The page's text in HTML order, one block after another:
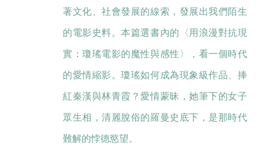
著文化、社會發展的線索，發展出我們陌生
的電影史料。本篇選書內的〈用浪漫對抗現
實：瓊瑤電影的魔性與感性〉，看一個時代
的愛情縮影。瓊瑤如何成為現象級作品、捧
紅秦漢與林青霞？愛情蒙昧，她筆下的女子
眾生相，清麗脫俗的羅曼史底下，是那時代
難解的悖德慾望。